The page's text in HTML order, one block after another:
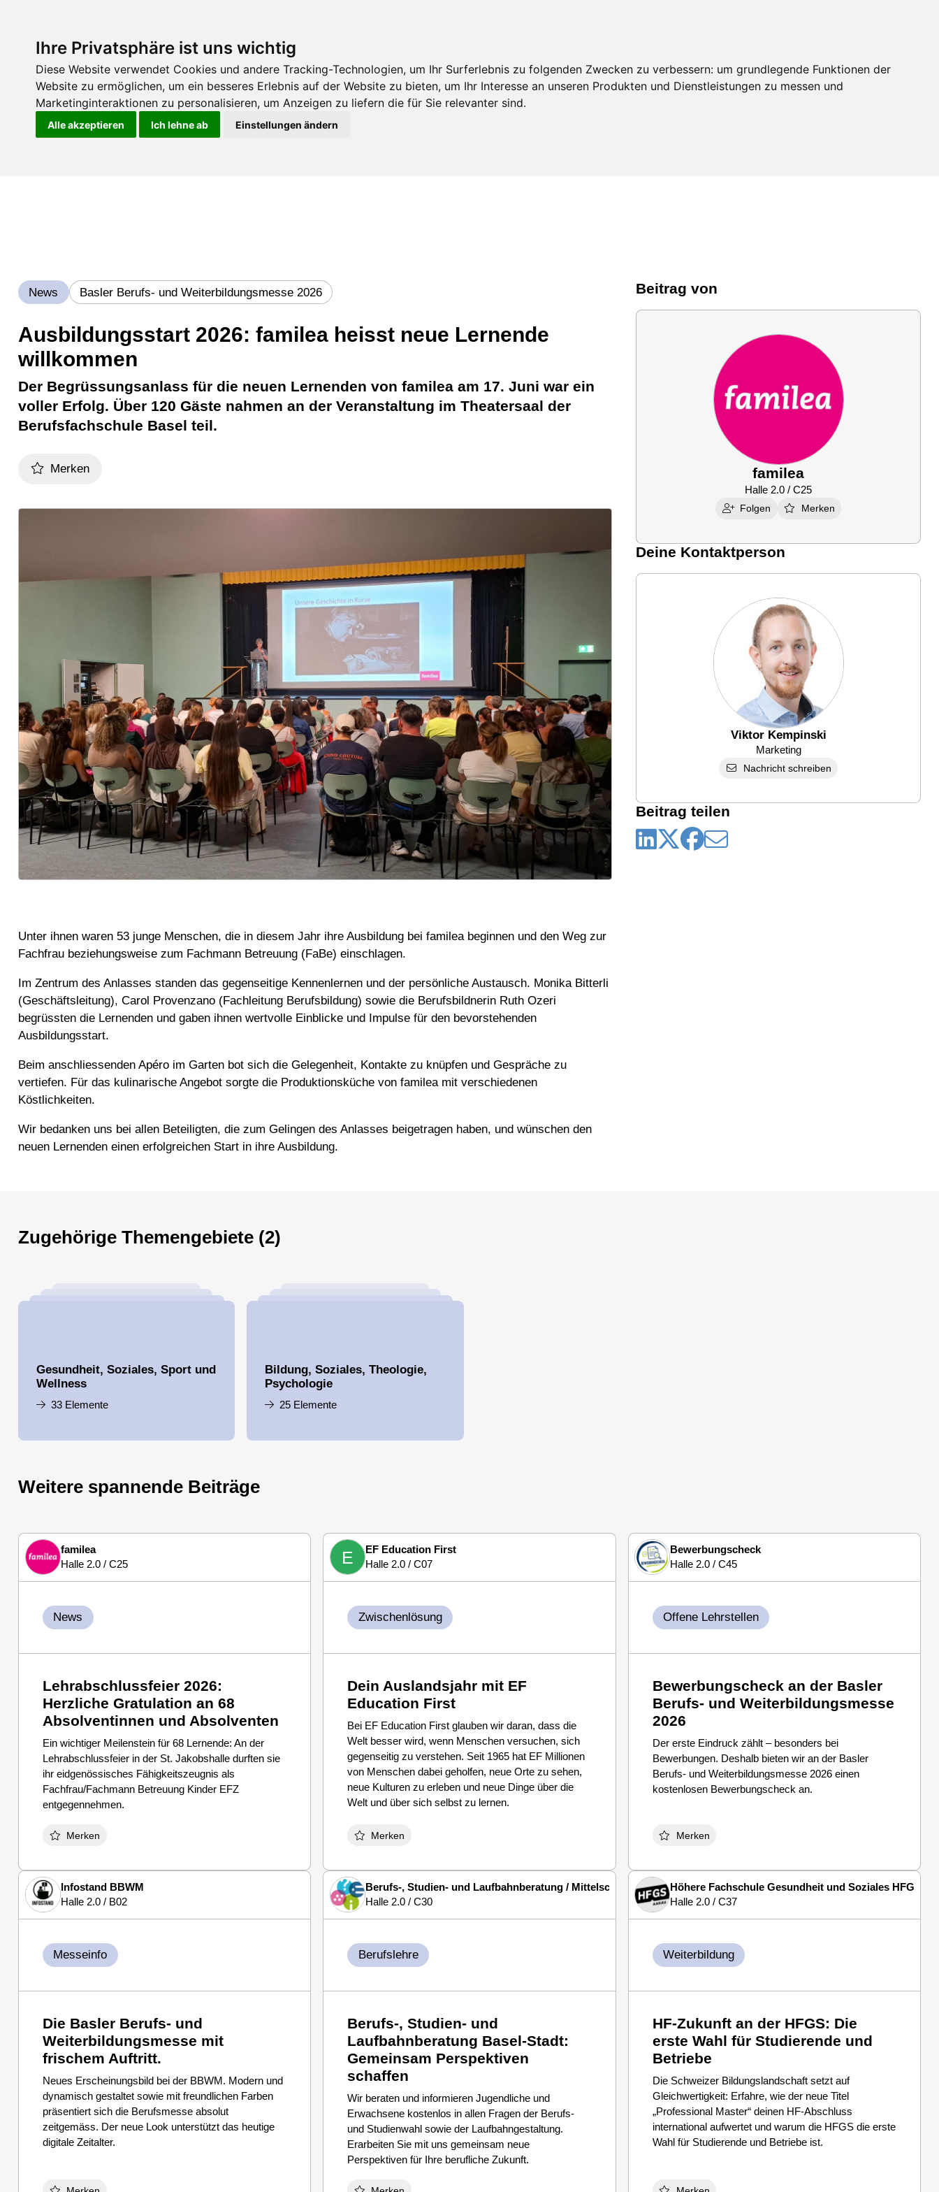
Ihre Privatsphäre ist uns wichtig
Diese Website verwendet Cookies und andere Tracking-Technologien, um Ihr Surferlebnis zu folgenden Zwecken zu verbessern: um grundlegende Funktionen der
Website zu ermöglichen, um ein besseres Erlebnis auf der Website zu bieten, um Ihr Interesse an unseren Produkten und Dienstleistungen zu messen und
Marketinginteraktionen zu personalisieren, um Anzeigen zu liefern die für Sie relevanter sind.
Alle akzeptieren Ich lehne ab Einstellungen ändern
News Basler Berufs- und Weiterbildungsmesse 2026
Ausbildungsstart 2026: familea heisst neue Lernende
willkommen
Der Begrüssungsanlass für die neuen Lernenden von familea am 17. Juni war ein
voller Erfolg. Über 120 Gäste nahmen an der Veranstaltung im Theatersaal der
Berufsfachschule Basel teil.
Merken
Unter ihnen waren 53 junge Menschen, die in diesem Jahr ihre Ausbildung bei familea beginnen und den Weg zur
Fachfrau beziehungsweise zum Fachmann Betreuung (FaBe) einschlagen.
Im Zentrum des Anlasses standen das gegenseitige Kennenlernen und der persönliche Austausch. Monika Bitterli
(Geschäftsleitung), Carol Provenzano (Fachleitung Berufsbildung) sowie die Berufsbildnerin Ruth Ozeri
begrüssten die Lernenden und gaben ihnen wertvolle Einblicke und Impulse für den bevorstehenden
Ausbildungsstart.
Beim anschliessenden Apéro im Garten bot sich die Gelegenheit, Kontakte zu knüpfen und Gespräche zu
vertiefen. Für das kulinarische Angebot sorgte die Produktionsküche von familea mit verschiedenen
Köstlichkeiten.
Wir bedanken uns bei allen Beteiligten, die zum Gelingen des Anlasses beigetragen haben, und wünschen den
neuen Lernenden einen erfolgreichen Start in ihre Ausbildung.
Beitrag von
familea
Halle 2.0 / C25
Folgen
Merken
Deine Kontaktperson
Viktor Kempinski
Marketing
Nachricht schreiben
Beitrag teilen
Zugehörige Themengebiete (2)
Gesundheit, Soziales, Sport und
Wellness
33 Elemente
Bildung, Soziales, Theologie,
Psychologie
25 Elemente
Weitere spannende Beiträge
familea
Halle 2.0 / C25
News
Lehrabschlussfeier 2026:
Herzliche Gratulation an 68
Absolventinnen und Absolventen
Ein wichtiger Meilenstein für 68 Lernende: An der
Lehrabschlussfeier in der St. Jakobshalle durften sie
ihr eidgenössisches Fähigkeitszeugnis als
Fachfrau/Fachmann Betreuung Kinder EFZ
entgegennehmen.
Merken
E
EF Education First
Halle 2.0 / C07
Zwischenlösung
Dein Auslandsjahr mit EF
Education First
Bei EF Education First glauben wir daran, dass die
Welt besser wird, wenn Menschen versuchen, sich
gegenseitig zu verstehen. Seit 1965 hat EF Millionen
von Menschen dabei geholfen, neue Orte zu sehen,
neue Kulturen zu erleben und neue Dinge über die
Welt und über sich selbst zu lernen.
Merken
Bewerbungscheck
Halle 2.0 / C45
Offene Lehrstellen
Bewerbungscheck an der Basler
Berufs- und Weiterbildungsmesse
2026
Der erste Eindruck zählt – besonders bei
Bewerbungen. Deshalb bieten wir an der Basler
Berufs- und Weiterbildungsmesse 2026 einen
kostenlosen Bewerbungscheck an.
Merken
Infostand BBWM
Halle 2.0 / B02
Messeinfo
Die Basler Berufs- und
Weiterbildungsmesse mit
frischem Auftritt.
Neues Erscheinungsbild bei der BBWM. Modern und
dynamisch gestaltet sowie mit freundlichen Farben
präsentiert sich die Berufsmesse absolut
zeitgemäss. Der neue Look unterstützt das heutige
digitale Zeitalter.
Berufs-, Studien- und Laufbahnberatung / Mittelschulen und Berufsbildung
Halle 2.0 / C30
Berufslehre
Berufs-, Studien- und
Laufbahnberatung Basel-Stadt:
Gemeinsam Perspektiven
schaffen
Wir beraten und informieren Jugendliche und
Erwachsene kostenlos in allen Fragen der Berufs-
und Studienwahl sowie der Laufbahngestaltung.
Erarbeiten Sie mit uns gemeinsam neue
Perspektiven für Ihre berufliche Zukunft.
Höhere Fachschule Gesundheit und Soziales HFGS
Halle 2.0 / C37
Weiterbildung
HF-Zukunft an der HFGS: Die
erste Wahl für Studierende und
Betriebe
Die Schweizer Bildungslandschaft setzt auf
Gleichwertigkeit: Erfahre, wie der neue Titel
„Professional Master“ deinen HF-Abschluss
international aufwertet und warum die HFGS die erste
Wahl für Studierende und Betriebe ist.